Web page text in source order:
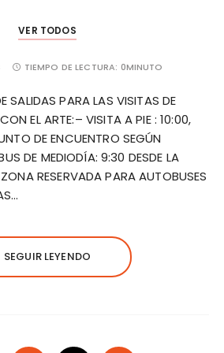
VER TODOS
TIEMPO DE LECTURA: 0MINUTO
SALIDAS PARA LAS VISITAS DE
EL ARTE:– VISITA A PIE : 10:00,
DE ENCUENTRO SEGÚN
DE MEDIODÍA: 9:30 DESDE LA
RESERVADA PARA AUTOBUSES
SEGUIR LEYENDO